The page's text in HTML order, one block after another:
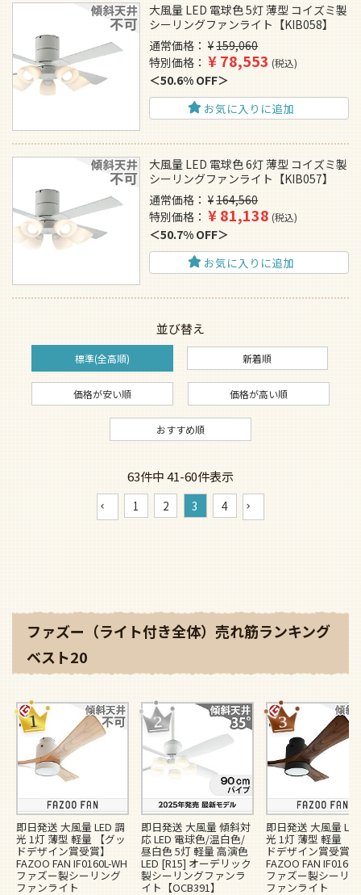
大風量 LED 電球色 5灯 薄型 コイズミ製
シーリングファンライト【KIB058】
通常価格
¥159,060
特別価格
¥78,553 税込
50.6% OFF
お気に入りに追加
大風量 LED 電球色 6灯 薄型 コイズミ製
シーリングファンライト【KIB057】
通常価格
¥164,560
特別価格
¥81,138 税込
50.7% OFF
お気に入りに追加
並び替え
標準(全高順) 新着順
価格が安い順 価格が高い順
おすすめ順
63件中41-60件表示
1 2 3 4
ファズー（ライト付き全体）売れ筋ランキング
ベスト20
即日発送 大風量 LED 調
光 1灯 薄型 軽量 【グッ
ドデザイン賞受賞】
FAZOO FAN IF0160L-WH
ファズー製シーリング
ファンライト
即日発送 大風量 傾斜対
応 LED 電球色/温白色/
昼白色 5灯 軽量 高演色
LED [R15] オーデリック
製シーリングファンラ
イト【OCB391】
即日発送 大風量
光 1灯 薄型 軽量 【
ドデザイン賞受賞】
FAZOO FAN
ファズー製シーリ
ファンライト